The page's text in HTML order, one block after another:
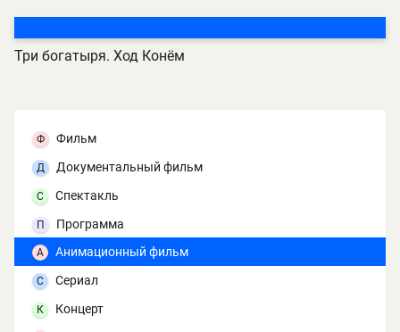
Три богатыря. Ход Конём
Ф Фильм
Д Документальный фильм
С Спектакль
П Программа
А Анимационный фильм
С Сериал
К Концерт